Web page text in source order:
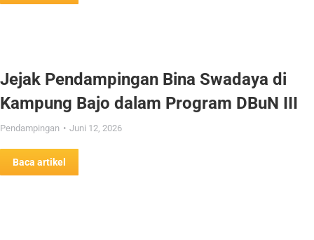
Jejak Pendampingan Bina Swadaya di
Kampung Bajo dalam Program DBuN III
Pendampingan Juni 12, 2026
Baca artikel